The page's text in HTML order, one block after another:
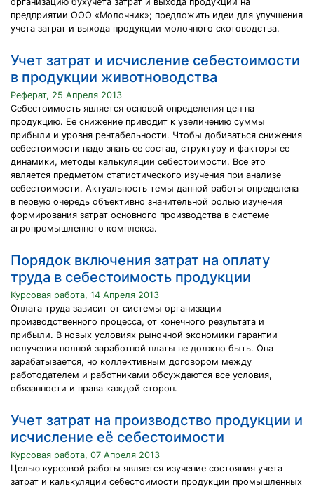
предприятии ООО «Молочник»; предложить идеи для улучшения
учета затрат и выхода продукции молочного скотоводства.
Учет затрат и исчисление себестоимости
в продукции животноводства
Реферат, 25 Апреля 2013
Себестоимость является основой определения цен на
продукцию. Ее снижение приводит к увеличению суммы
прибыли и уровня рентабельности. Чтобы добиваться снижения
себестоимости надо знать ее состав, структуру и факторы ее
динамики, методы калькуляции себестоимости. Все это
является предметом статистического изучения при анализе
себестоимости. Актуальность темы данной работы определена
в первую очередь объективно значительной ролью изучения
формирования затрат основного производства в системе
агропромышленного комплекса.
Порядок включения затрат на оплату
труда в себестоимость продукции
Курсовая работа, 14 Апреля 2013
Оплата труда зависит от системы организации
производственного процесса, от конечного результата и
прибыли. В новых условиях рыночной экономики гарантии
получения полной заработной платы не должно быть. Она
зарабатывается, но коллективным договором между
работодателем и работниками обсуждаются все условия,
обязанности и права каждой сторон.
Учет затрат на производство продукции и
исчисление её себестоимости
Курсовая работа, 07 Апреля 2013
Целью курсовой работы является изучение состояния учета
затрат и калькуляции себестоимости продукции промышленных